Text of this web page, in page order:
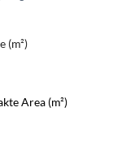
(m²)
Area (m²)